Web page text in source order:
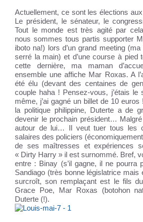
Actuellement, ce sont les élections
Le président, le sénateur, le
Tout le monde est très agité par
nous sommes tous partis supporter
iboto na!) lors d’un grand meeting
serré la main) et d’une course à pied
cette dernière, ma maman
ensemble une affiche Mar Roxas. A
été élu (devant des centaines de
couple haha ! Pensez-vous, j’étais
même, j’ai gagné un billet de 10
la politique philippine, Duterte a de
devenir le prochain président…
autour de lui… Il veut tuer tous les
salaires des policiers
de ses maîtresses et expériences
« Dirty Harry » il est surnommé. Bref,
entre : Binay (s’il gagne, il ne pourra
Sandiago (très bonne législatrice mais
surcroît, son remplaçant est le fils
Grace Poe, Mar Roxas (botohon
Duterte (!).